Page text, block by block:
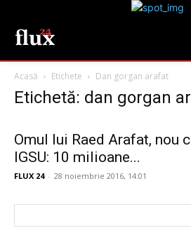
Acasă Etichete Dan gorgan arafat
Etichetă: dan gorgan
Omul lui Raed Arafat, nou
IGSU: 10 milioane...
FLUX 24 - 28 noiembrie 2016, 14:01